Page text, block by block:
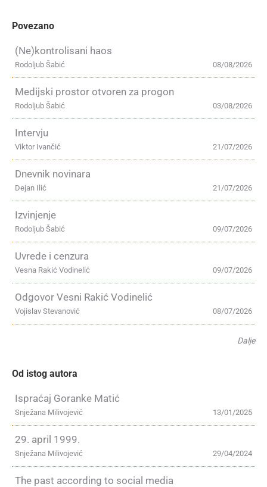
Povezano
(Ne)kontrolisani haos
08/08/2026
Rodoljub Šabić
Medijski prostor otvoren za progon
03/08/2026
Rodoljub Šabić
Intervju
21/07/2026
Viktor Ivančić
Dnevnik novinara
21/07/2026
Dejan Ilić
Izvinjenje
09/07/2026
Rodoljub Šabić
Uvrede i cenzura
09/07/2026
Vesna Rakić Vodinelić
Odgovor Vesni Rakić Vodinelić
08/07/2026
Vojislav Stevanović
Dalje
Od istog autora
Ispraćaj Goranke Matić
13/01/2025
Snježana Milivojević
29. april 1999.
29/04/2024
Snježana Milivojević
The past according to social media